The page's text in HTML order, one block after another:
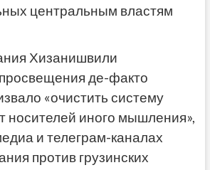
центральным властям
Хизанишвили
де-факто
«очистить систему
носителей иного мышления»,
и телеграм-каналах
против грузинских